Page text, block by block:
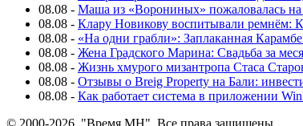
08.08 - Маша из «Ворониных» пожаловалась на
08.08 - Клару Новикову воспитывали ремнём:
08.08 - «На одни грабли»: Заплаканная
08.08 - Жена Градского Марина: Свадьба за
08.08 - Жизнь хмурого мизантропа Стаса
08.08 - Отзывы о Breig Property на Бали:
08.08 - Как работает система в приложении
© 2000-2026, "Время МН". Все права защищены.